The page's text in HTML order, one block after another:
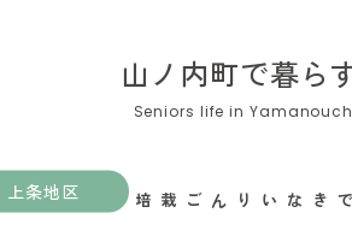
山ノ内町で暮ら
上条地区
山ノ内町でしかできないりんご栽培がある